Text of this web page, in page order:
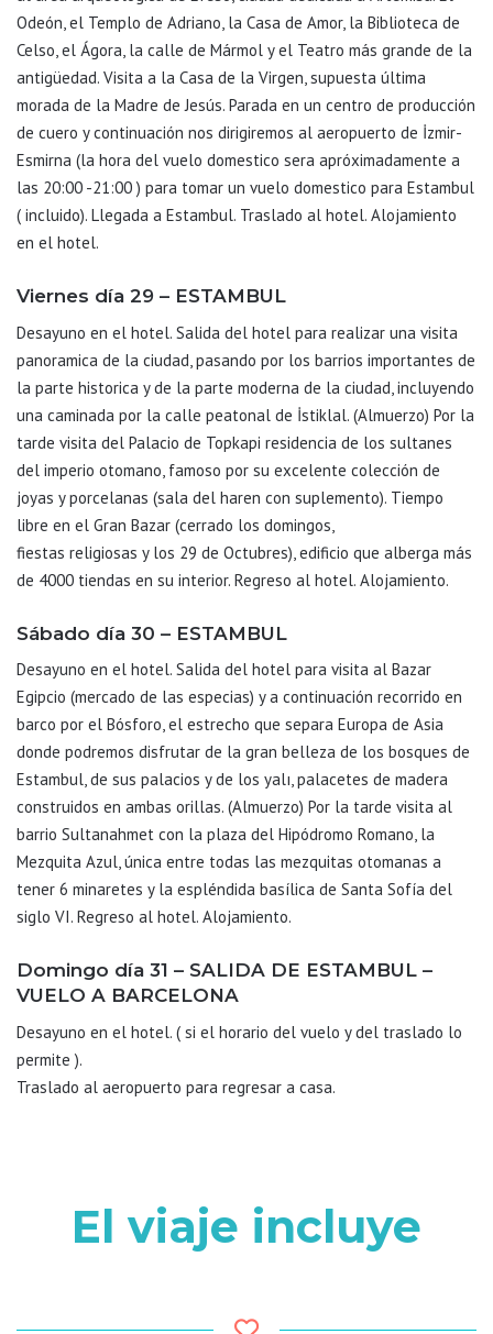
Odeón, el Templo de Adriano, la Casa de Amor, la Biblioteca de
Celso, el Ágora, la calle de Mármol y el Teatro más grande de la
antigüedad. Visita a la Casa de la Virgen, supuesta última
morada de la Madre de Jesús. Parada en un centro de producción
de cuero y continuación nos dirigiremos al aeropuerto de İzmir-
Esmirna (la hora del vuelo domestico sera apróximadamente a
las 20:00 -21:00 ) para tomar un vuelo domestico para Estambul
( incluido). Llegada a Estambul. Traslado al hotel. Alojamiento
en el hotel.
Viernes día 29 – ESTAMBUL
Desayuno en el hotel. Salida del hotel para realizar una visita
panoramica de la ciudad, pasando por los barrios importantes de
la parte historica y de la parte moderna de la ciudad, incluyendo
una caminada por la calle peatonal de İstiklal. (Almuerzo) Por la
tarde visita del Palacio de Topkapi residencia de los sultanes
del imperio otomano, famoso por su excelente colección de
joyas y porcelanas (sala del haren con suplemento). Tiempo
libre en el Gran Bazar (cerrado los domingos,
fiestas religiosas y los 29 de Octubres), edificio que alberga más
de 4000 tiendas en su interior. Regreso al hotel. Alojamiento.
Sábado día 30 – ESTAMBUL
Desayuno en el hotel. Salida del hotel para visita al Bazar
Egipcio (mercado de las especias) y a continuación recorrido en
barco por el Bósforo, el estrecho que separa Europa de Asia
donde podremos disfrutar de la gran belleza de los bosques de
Estambul, de sus palacios y de los yalı, palacetes de madera
construidos en ambas orillas. (Almuerzo) Por la tarde visita al
barrio Sultanahmet con la plaza del Hipódromo Romano, la
Mezquita Azul, única entre todas las mezquitas otomanas a
tener 6 minaretes y la espléndida basílica de Santa Sofía del
siglo VI. Regreso al hotel. Alojamiento.
Domingo día 31 – SALIDA DE ESTAMBUL –
VUELO A BARCELONA
Desayuno en el hotel. ( si el horario del vuelo y del traslado lo
permite ).
Traslado al aeropuerto para regresar a casa.
El viaje incluye